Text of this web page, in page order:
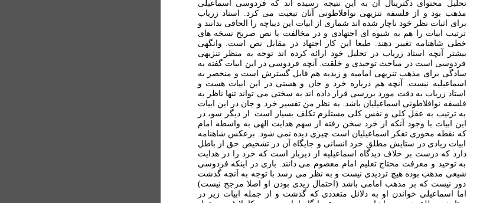
تحليل محتوای دکترينال آن به اين نتيجه رسيده اند که فردوسی اسماعيلی
مذهب بود و از فلسفه تنزيهی نوافلاطونی آنان تبعيت می کرد. استاد زرياب
برای اثبات نظر خود ناچار شده اند شماری از ابيات اين ديباچه را الحاقی بدانند و
ترتيب ابيات را هم به شيوه ای اجتهادی و در مخالفت با نص صريح نسخه های
خطی شاهنامه تغيير دهند. طبعا اين کار اجتهاد در مقابل نص است. وانگهی
بيشتر آنچه استاد زرياب در تحليل خود ارائه کرده اند توجه به منظر تنزيهی
فردوسی است در مباحث توحيدی و خلقت. آنچه فردوسی در اين ابيات گفته به
سادگی برای مذهب تنزيهی اماميه و زيديه هم قابل گسترش است و منحصر به
اسماعيليه نيست. آنچه هم درباره خرد و جان و هستی در اين ابيات هست و
استاد زرياب به دقت مورد بررسی قرار داده اند به سختی می تواند تنها ناظر به
فلسفه نوافلاطونی اسماعيليان باشد. به نظر من تفسير خرد و جان در اين ابيات
به ترتيب به عقل کلی و نفس کلی مستلزم تکلف بسيار است. از ديگر سو، در
اين ابيات با وجود آنکه از خرد سخن رفته از سهم هدايت الهی به واسطه امام
که نقطه محوری تفکر اسماعيليان است چيزی ديده نمی شود. برعکس شاهنامه
ابيات زيادی در ستايش مطلق خرد انسانی و جايگاه آن در تشخيص حق از باطل
دارد که درست بر خلاف ديدگاه اسماعيليه از ديرباز است که خرد را در هدايت
به توحيد و معرفت محتاج تعليم امام معصوم می دانند. باری در اينکه فردوسی
شيعی مذهب بوده هيچ ترديدی نيست و به نظر می رسد با توجه به آنچه گذشت
دور نيست که بر مذهب امامی باشد (احتمال زيدی بودن او اصلا مرجح نيست)
اما اسماعيلی خواندن او به دلائل متعددی که گذشت و از جمله ابيات زير در